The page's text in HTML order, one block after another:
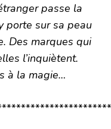
passe la
porte sur sa peau
Des marques qui
l’inquiètent.
à la magie…